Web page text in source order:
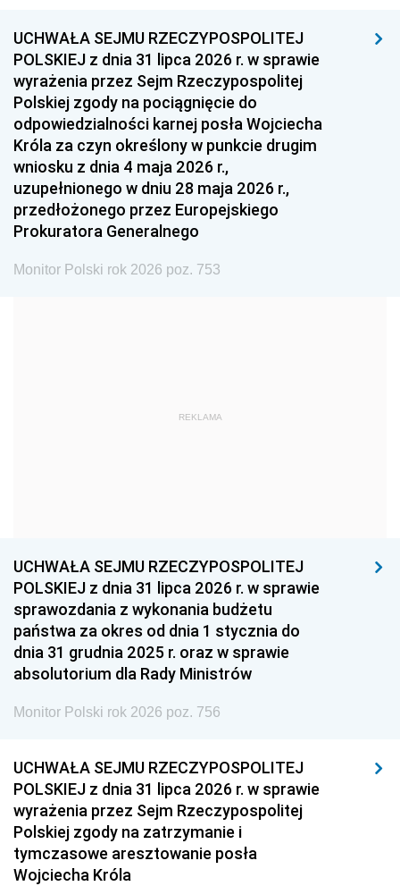
1996 1995 1994
1993 1992 1991
1990 1989
1987 1986 1985
1984 1983
1981 1980 1979
1978 1977
1975 1974
1959
1939 1938 1937
1936 1930
UCHWAŁA SEJMU RZECZYPOSPOLITEJ
POLSKIEJ z dnia 31 lipca 2026 r. w sprawie
wyrażenia przez Sejm Rzeczypospolitej
Polskiej zgody na pociągnięcie do
odpowiedzialności karnej posła Wojciecha
Króla za czyn określony w punkcie drugim
wniosku z dnia 4 maja 2026 r.,
uzupełnionego w dniu 28 maja 2026 r.,
przedłożonego przez Europejskiego
Prokuratora Generalnego
Monitor Polski rok 2026 poz. 753
REKLAMA
UCHWAŁA SEJMU RZECZYPOSPOLITEJ
POLSKIEJ z dnia 31 lipca 2026 r. w sprawie
sprawozdania z wykonania budżetu
państwa za okres od dnia 1 stycznia do
dnia 31 grudnia 2025 r. oraz w sprawie
absolutorium dla Rady Ministrów
Monitor Polski rok 2026 poz. 756
UCHWAŁA SEJMU RZECZYPOSPOLITEJ
POLSKIEJ z dnia 31 lipca 2026 r. w sprawie
wyrażenia przez Sejm Rzeczypospolitej
Polskiej zgody na zatrzymanie i
tymczasowe aresztowanie posła
Wojciecha Króla